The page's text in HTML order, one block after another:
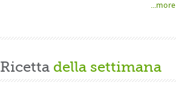
...more
Ricetta della settimana